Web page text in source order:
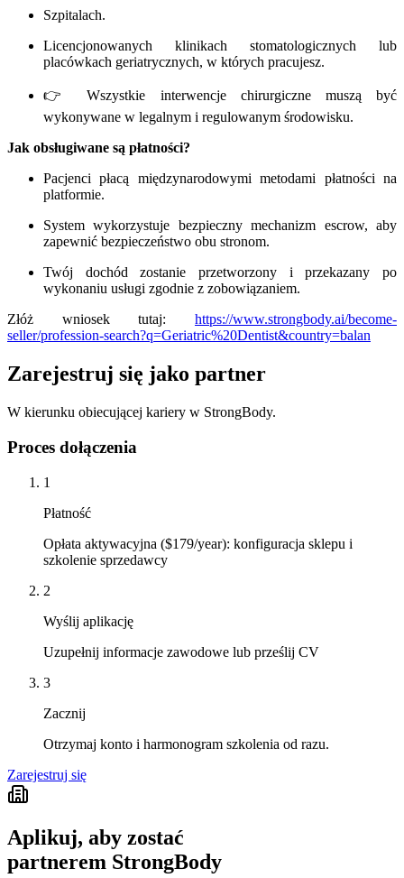
Szpitalach.
Licencjonowanych klinikach stomatologicznych lub
placówkach geriatrycznych, w których pracujesz.
👉 Wszystkie interwencje chirurgiczne muszą być
wykonywane w legalnym i regulowanym środowisku.
Jak obsługiwane są płatności?
Pacjenci płacą międzynarodowymi metodami płatności na
platformie.
System wykorzystuje bezpieczny mechanizm escrow, aby
zapewnić bezpieczeństwo obu stronom.
Twój dochód zostanie przetworzony i przekazany po
wykonaniu usługi zgodnie z zobowiązaniem.
Złóż wniosek tutaj: https://www.strongbody.ai/become-
seller/profession-search?q=Geriatric%20Dentist&country=balan
Zarejestruj się jako partner
W kierunku obiecującej kariery w StrongBody.
Proces dołączenia
1
Płatność
Opłata aktywacyjna ($179/year): konfiguracja sklepu i
szkolenie sprzedawcy
2
Wyślij aplikację
Uzupełnij informacje zawodowe lub prześlij CV
3
Zacznij
Otrzymaj konto i harmonogram szkolenia od razu.
Zarejestruj się
Aplikuj, aby zostać
partnerem StrongBody